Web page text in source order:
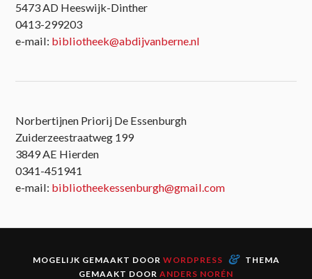
5473 AD Heeswijk-Dinther
0413-299203
e-mail: bibliotheek@abdijvanberne.nl
Norbertijnen Priorij De Essenburgh
Zuiderzeestraatweg 199
3849 AE Hierden
0341-451941
e-mail: bibliotheekessenburgh@gmail.com
MOGELIJK GEMAAKT DOOR WORDPRESS &
THEMA
GEMAAKT DOOR ANDERS NORÉN